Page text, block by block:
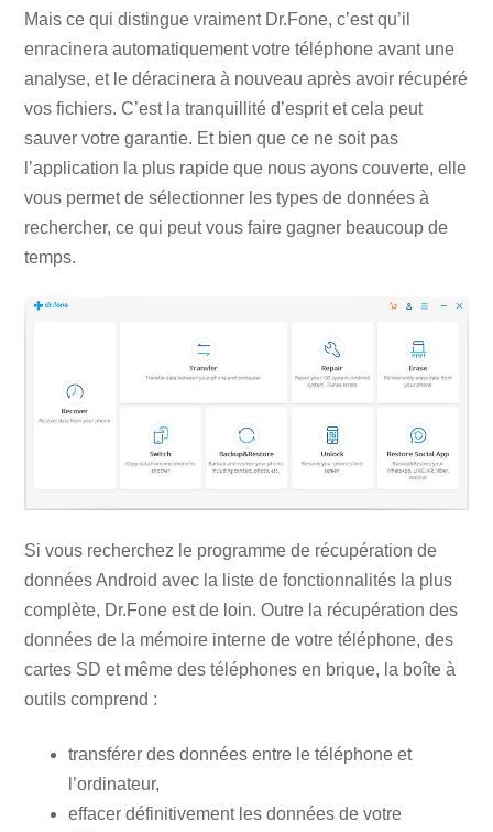
Mais ce qui distingue vraiment Dr.Fone, c’est qu’il
enracinera automatiquement votre téléphone avant une
analyse, et le déracinera à nouveau après avoir récupéré
vos fichiers. C’est la tranquillité d’esprit et cela peut
sauver votre garantie. Et bien que ce ne soit pas
l’application la plus rapide que nous ayons couverte, elle
vous permet de sélectionner les types de données à
rechercher, ce qui peut vous faire gagner beaucoup de
temps.
Si vous recherchez le programme de récupération de
données Android avec la liste de fonctionnalités la plus
complète, Dr.Fone est de loin. Outre la récupération des
données de la mémoire interne de votre téléphone, des
cartes SD et même des téléphones en brique, la boîte à
outils comprend :
transférer des données entre le téléphone et
l’ordinateur,
effacer définitivement les données de votre